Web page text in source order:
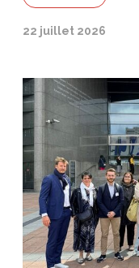
22 juillet 2026